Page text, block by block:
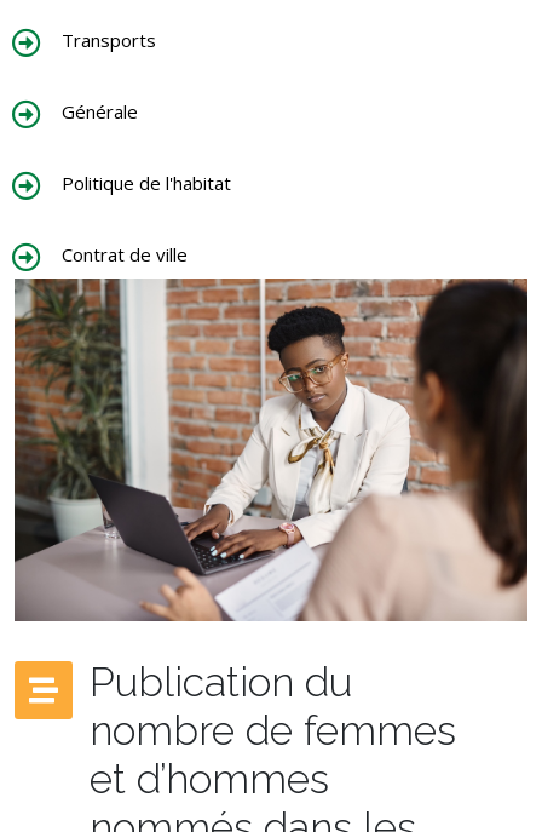
Transports
Générale
Politique de l'habitat
Contrat de ville
Publication du
nombre de femmes
et d’hommes